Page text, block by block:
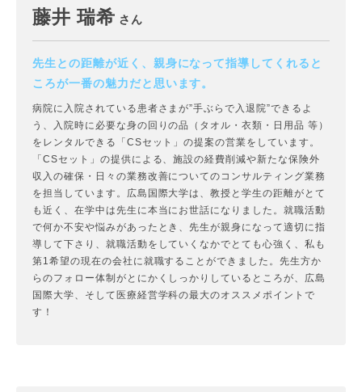
藤井 瑞希 さん
先生との距離が近く、親身になって指導してくれると
ころが一番の魅力だと思います。
病院に入院されている患者さまが”手ぶらで入退院”できるよ
う、入院時に必要な身の回りの品（タオル・衣類・日用品 等）
をレンタルできる「CSセット」の提案の営業をしています。
「CSセット」の提供による、施設の経費削減や新たな保険外
収入の確保・日々の業務改善についてのコンサルティング業務
を担当しています。広島国際大学は、教授と学生の距離がとて
も近く、在学中は先生に本当にお世話になりました。就職活動
で何か不安や悩みがあったとき、先生が親身になって適切に指
導して下さり、就職活動をしていくなかでとても心強く、私も
第1希望の現在の会社に就職することができました。先生方か
らのフォロー体制がとにかくしっかりしているところが、広島
国際大学、そして医療経営学科の最大のオススメポイントで
す！